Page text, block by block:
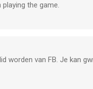
the game.
worden van FB. Je kan